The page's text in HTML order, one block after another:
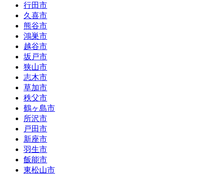
行田市
久喜市
熊谷市
鴻巣市
越谷市
坂戸市
狭山市
志木市
草加市
秩父市
鶴ヶ島市
所沢市
戸田市
新座市
羽生市
飯能市
東松山市